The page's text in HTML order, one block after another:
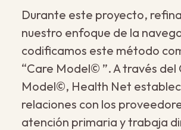
Durante este proyecto,
nuestro enfoque de la
codificamos este método
“Care Model© ”. A través del
Model©, Health Net
relaciones con los
atención primaria y trabaja